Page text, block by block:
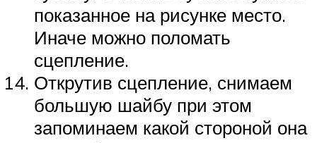
показанное на рисунке место.
Иначе можно поломать
сцепление.
Открутив сцепление, снимаем
большую шайбу при этом
запоминаем какой стороной она